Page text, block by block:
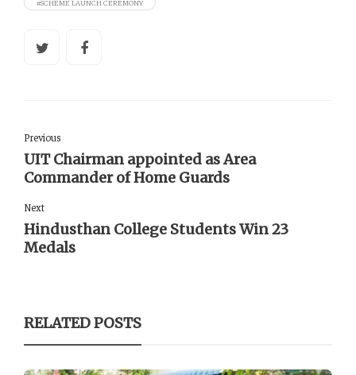
#SCHEME LAUNCH CEREMONY
Previous
UIT Chairman appointed as Area
Commander of Home Guards
Next
Hindusthan College Students Win 23
Medals
RELATED POSTS